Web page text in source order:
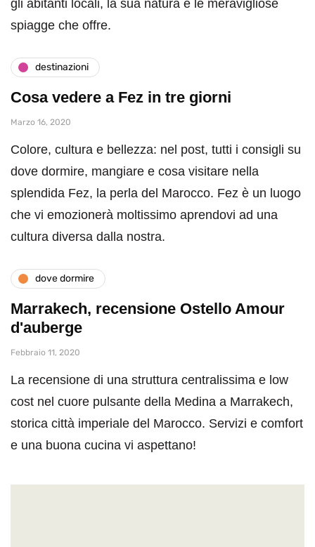
gli abitanti locali, la sua natura e le meravigliose
spiagge che offre.
destinazioni
Cosa vedere a Fez in tre giorni
Marzo 16, 2020
Colore, cultura e bellezza: nel post, tutti i consigli su
dove dormire, mangiare e cosa visitare nella
splendida Fez, la perla del Marocco. Fez è un luogo
che vi emozionerà moltissimo aprendovi ad una
cultura diversa dalla nostra.
dove dormire
Marrakech, recensione Ostello Amour
d'auberge
Febbraio 11, 2020
La recensione di una struttura centralissima e low
cost nel cuore pulsante della Medina a Marrakech,
storica città imperiale del Marocco. Servizi e comfort
e una buona cucina vi aspettano!